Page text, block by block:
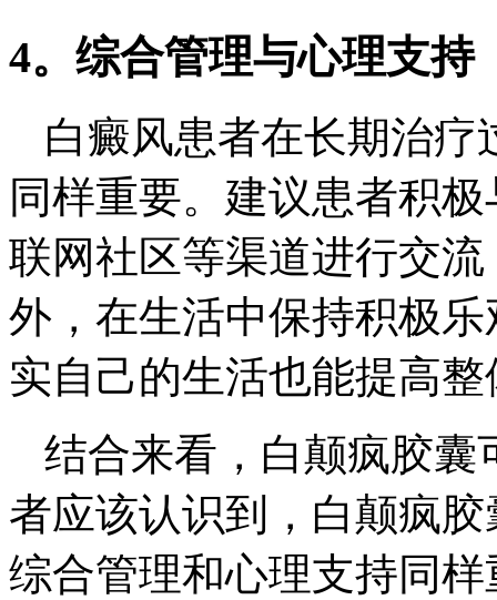
4。综合管理与心理支持
白癜风患者在长期治
同样重要。建议患者积
联网社区等渠道进行交
外，在生活中保持积极
实自己的生活也能提高
结合来看，白颠疯胶囊
者应该认识到，白颠疯
综合管理和心理支持同